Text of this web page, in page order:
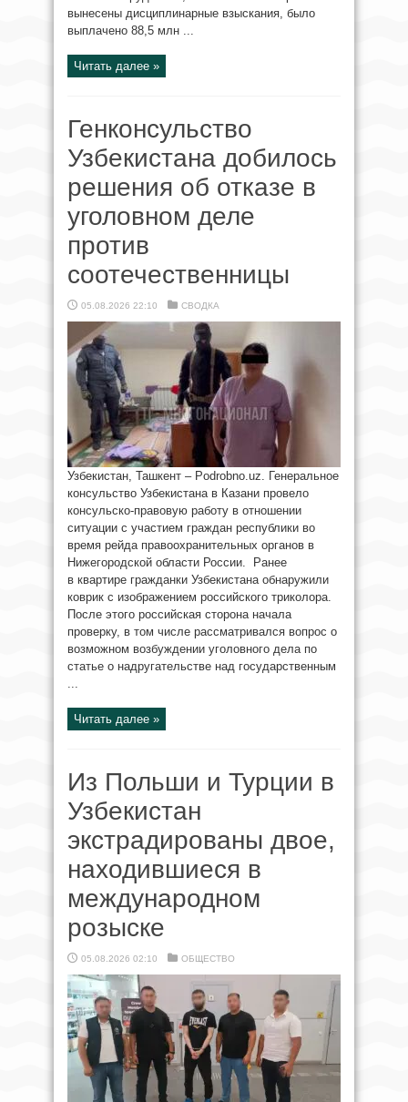
вынесены дисциплинарные взыскания, было
выплачено 88,5 млн ...
Читать далее »
Генконсульство
Узбекистана добилось
решения об отказе в
уголовном деле
против
соотечественницы
05.08.2026 22:10 СВОДКА
Узбекистан, Ташкент – Podrobno.uz. Генеральное
консульство Узбекистана в Казани провело
консульско-правовую работу в отношении
ситуации с участием граждан республики во
время рейда правоохранительных органов в
Нижегородской области России. Ранее
в квартире гражданки Узбекистана обнаружили
коврик с изображением российского триколора.
После этого российская сторона начала
проверку, в том числе рассматривался вопрос о
возможном возбуждении уголовного дела по
статье о надругательстве над государственным
...
Читать далее »
Из Польши и Турции в
Узбекистан
экстрадированы двое,
находившиеся в
международном
розыске
05.08.2026 02:10 ОБЩЕСТВО